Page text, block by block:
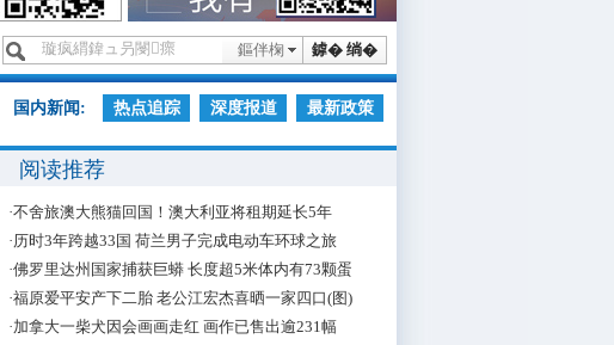
鎼� 绱�
鏂伴椈
国内新闻: 热点追踪 深度报道 最新政策
阅读推荐
·不舍旅澳大熊猫回国！澳大利亚将租期延长5年
·历时3年跨越33国 荷兰男子完成电动车环球之旅
·佛罗里达州国家捕获巨蟒 长度超5米体内有73颗蛋
·福原爱平安产下二胎 老公江宏杰喜晒一家四口(图)
·加拿大一柴犬因会画画走红 画作已售出逾231幅